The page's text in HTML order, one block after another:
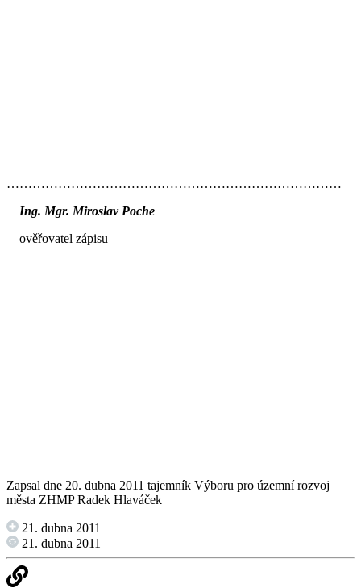
……………………………………………………………………
Ing. Mgr. Miroslav Poche
ověřovatel zápisu
Zapsal dne 20. dubna 2011 tajemník Výboru pro územní rozvoj
města ZHMP Radek Hlaváček
21. dubna 2011
21. dubna 2011